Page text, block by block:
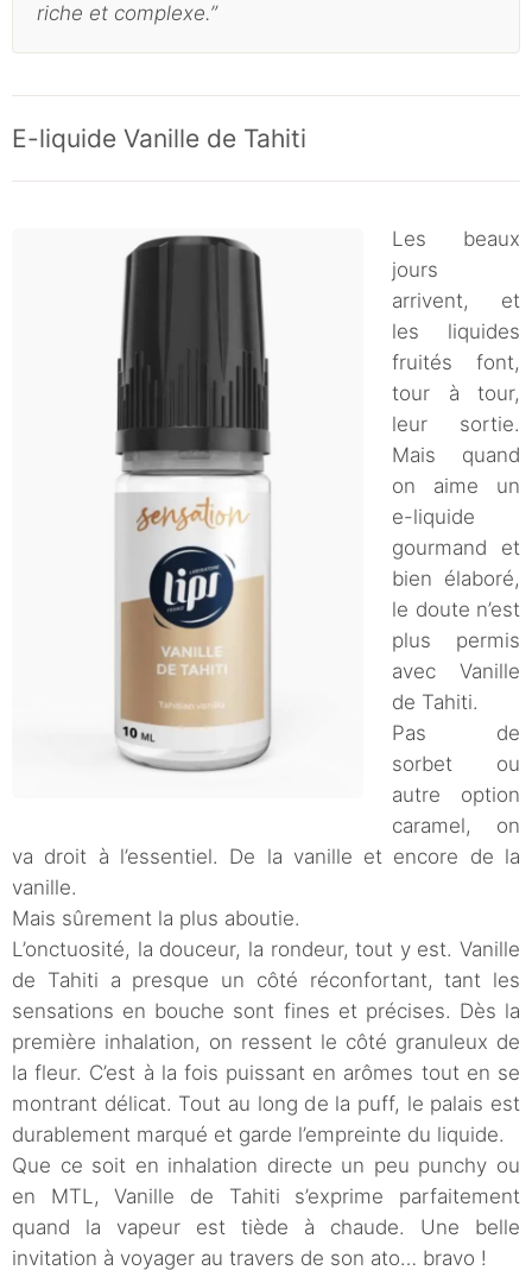
riche et complexe.”
E-liquide Vanille de Tahiti
Les beaux
jours
arrivent, et
les liquides
fruités font,
tour à tour,
leur sortie.
Mais quand
on aime un
e-liquide
gourmand et
bien élaboré,
le doute n’est
plus permis
avec Vanille
de Tahiti.
Pas de
sorbet ou
autre option
caramel, on
va droit à l’essentiel. De la vanille et encore de la
vanille.
Mais sûrement la plus aboutie.
L’onctuosité, la douceur, la rondeur, tout y est. Vanille
de Tahiti a presque un côté réconfortant, tant les
sensations en bouche sont fines et précises. Dès la
première inhalation, on ressent le côté granuleux de
la fleur. C’est à la fois puissant en arômes tout en se
montrant délicat. Tout au long de la puff, le palais est
durablement marqué et garde l’empreinte du liquide.
Que ce soit en inhalation directe un peu punchy ou
en MTL, Vanille de Tahiti s’exprime parfaitement
quand la vapeur est tiède à chaude. Une belle
invitation à voyager au travers de son ato… bravo !